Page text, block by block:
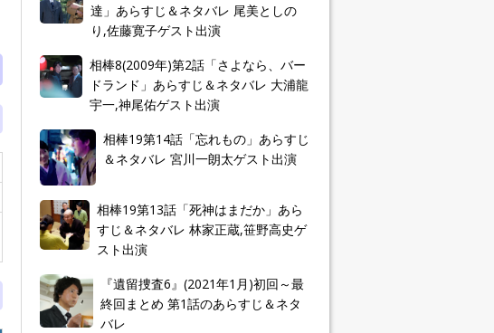
達」あらすじ＆ネタバレ 尾美としの
り,佐藤寛子ゲスト出演
相棒8(2009年)第2話「さよなら、バー
ドランド」あらすじ＆ネタバレ 大浦龍
宇一,神尾佑ゲスト出演
相棒19第14話「忘れもの」あらすじ
＆ネタバレ 宮川一朗太ゲスト出演
相棒19第13話「死神はまだか」あら
すじ＆ネタバレ 林家正蔵,笹野高史ゲ
スト出演
『遺留捜査6』(2021年1月)初回～最
終回まとめ 第1話のあらすじ＆ネタ
バレ